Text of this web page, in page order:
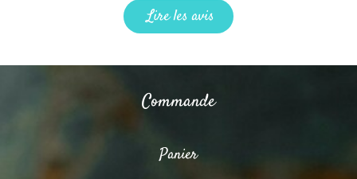
Lire les avis
Commande
Panier